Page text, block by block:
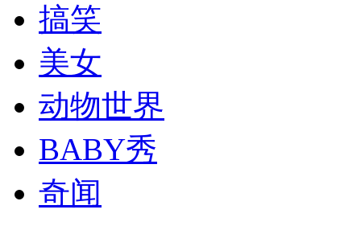
消防员救轻生者
司机酒驾遇交警 急速倒车逃窜
搞笑
美女
动物世界
BABY秀
奇闻